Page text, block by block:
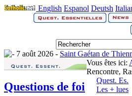
English Espanol Deutsh
7 août 2026 - Saint Gaétan de
Questions de foi
Vous êtes ici:
Rencontre,
Quest. Es.
Les + lues